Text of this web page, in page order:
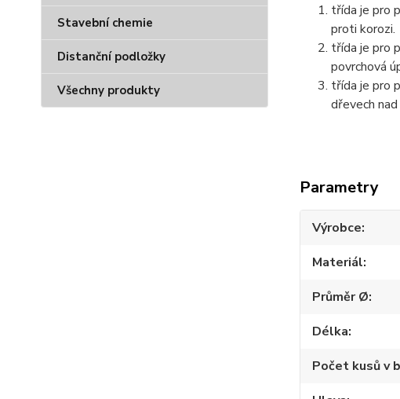
Stavební chemie
Distanční podložky
Všechny produkty
třída je pro
proti korozi.
třída je pro
povrchová
třída je pro
dřevech
Parametry
Výrobce
Materiál
Průměr Ø
Délka
Počet kusů v